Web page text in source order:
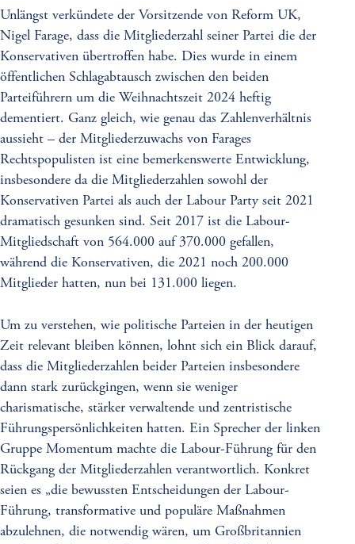
Unlängst verkündete der Vorsitzende von Reform UK,
Nigel Farage, dass die Mitgliederzahl seiner Partei die der
Konservativen übertroffen habe. Dies wurde in einem
öffentlichen Schlagabtausch zwischen den beiden
Parteiführern um die Weihnachtszeit 2024 heftig
dementiert. Ganz gleich, wie genau das Zahlenverhältnis
aussieht – der Mitgliederzuwachs von Farages
Rechtspopulisten ist eine bemerkenswerte Entwicklung,
insbesondere da die Mitgliederzahlen sowohl der
Konservativen Partei als auch der Labour Party seit 2021
dramatisch gesunken sind. Seit 2017 ist die Labour-
Mitgliedschaft von 564.000 auf 370.000 gefallen,
während die Konservativen, die 2021 noch 200.000
Mitglieder hatten, nun bei 131.000 liegen.
Um zu verstehen, wie politische Parteien in der heutigen
Zeit relevant bleiben können, lohnt sich ein Blick darauf,
dass die Mitgliederzahlen beider Parteien insbesondere
dann stark zurückgingen, wenn sie weniger
charismatische, stärker verwaltende und zentristische
Führungspersönlichkeiten hatten. Ein Sprecher der linken
Gruppe Momentum machte die Labour-Führung für den
Rückgang der Mitgliederzahlen verantwortlich. Konkret
seien es „die bewussten Entscheidungen der Labour-
Führung, transformative und populäre Maßnahmen
abzulehnen, die notwendig wären, um Großbritannien